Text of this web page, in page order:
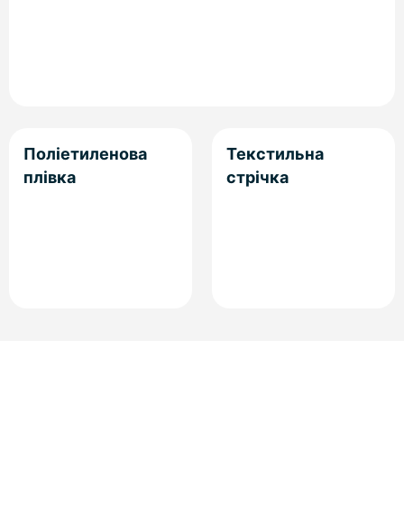
Поліетиленова
плівка
Текстильна
стрічка